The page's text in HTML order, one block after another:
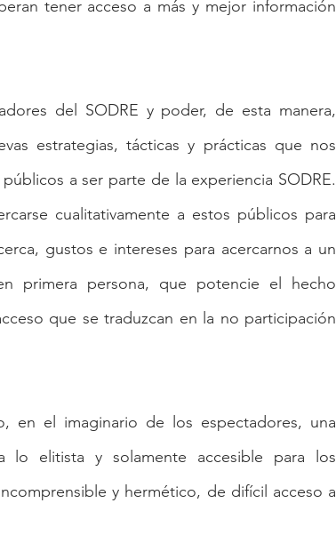
tener acceso a más y mejor información
del SODRE y poder, de esta manera,
estrategias, tácticas y prácticas que nos
a ser parte de la experiencia SODRE.
cualitativamente a estos públicos para
gustos e intereses para acercarnos a un
primera persona, que potencie el hecho
que se traduzcan en la no participación
en el imaginario de los espectadores, una
elitista y solamente accesible para los
y hermético, de difícil acceso a